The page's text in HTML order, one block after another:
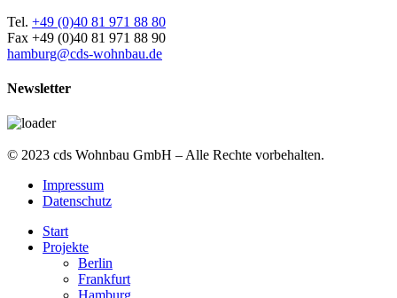
Tel. +49 (0)40 81 971 88 80
Fax +49 (0)40 81 971 88 90
hamburg@cds-wohnbau.de
Newsletter
© 2023 cds Wohnbau GmbH – Alle Rechte vorbehalten.
Impressum
Datenschutz
Start
Projekte
Berlin
Frankfurt